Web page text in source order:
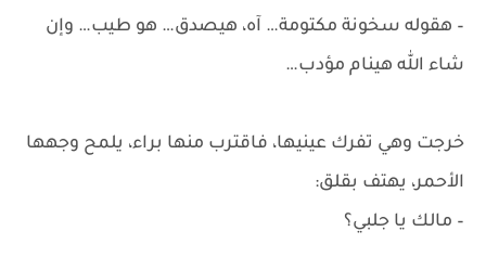
– هقوله سخونة مكتومة… آه، هيصدق… هو طيب… وإن
شاء الله هينام مؤدب…
خرجت وهي تفرك عينيها، فاقترب منها براء، يلمح وجهها
الأحمر، يهتف بقلق:
– مالك يا جلبي؟